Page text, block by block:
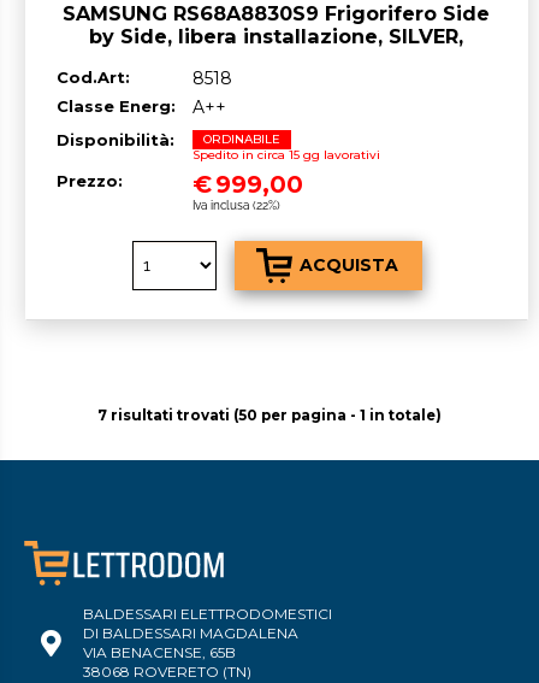
SAMSUNG RS68A8830S9 Frigorifero Side
by Side, libera installazione, SILVER,
Cod.Art: 8518
Classe Energ: A++
Disponibilità:
ORDINABILE
Spedito in circa 15 gg lavorativi
Prezzo: €999,00
Iva inclusa (22%)
7 risultati trovati (50 per pagina - 1 in totale)
BALDESSARI ELETTRODOMESTICI
DI BALDESSARI MAGDALENA
VIA BENACENSE, 65B
38068 ROVERETO (TN)